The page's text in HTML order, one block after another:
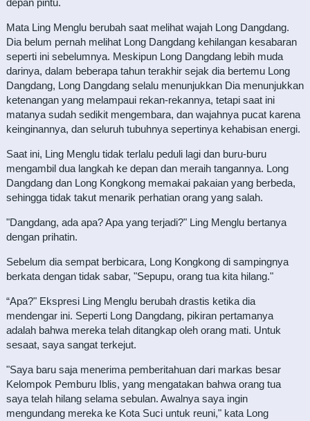
depan pintu.
Mata Ling Menglu berubah saat melihat wajah Long Dangdang.
Dia belum pernah melihat Long Dangdang kehilangan kesabaran
seperti ini sebelumnya. Meskipun Long Dangdang lebih muda
darinya, dalam beberapa tahun terakhir sejak dia bertemu Long
Dangdang, Long Dangdang selalu menunjukkan Dia menunjukkan
ketenangan yang melampaui rekan-rekannya, tetapi saat ini
matanya sudah sedikit mengembara, dan wajahnya pucat karena
keinginannya, dan seluruh tubuhnya sepertinya kehabisan energi.
Saat ini, Ling Menglu tidak terlalu peduli lagi dan buru-buru
mengambil dua langkah ke depan dan meraih tangannya. Long
Dangdang dan Long Kongkong memakai pakaian yang berbeda,
sehingga tidak takut menarik perhatian orang yang salah.
"Dangdang, ada apa? Apa yang terjadi?" Ling Menglu bertanya
dengan prihatin.
Sebelum dia sempat berbicara, Long Kongkong di sampingnya
berkata dengan tidak sabar, "Sepupu, orang tua kita hilang."
“Apa?" Ekspresi Ling Menglu berubah drastis ketika dia
mendengar ini. Seperti Long Dangdang, pikiran pertamanya
adalah bahwa mereka telah ditangkap oleh orang mati. Untuk
sesaat, saya sangat terkejut.
"Saya baru saja menerima pemberitahuan dari markas besar
Kelompok Pemburu Iblis, yang mengatakan bahwa orang tua
saya telah hilang selama sebulan. Awalnya saya ingin
mengundang mereka ke Kota Suci untuk reuni," kata Long